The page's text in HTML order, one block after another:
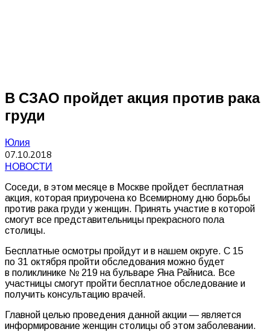
В СЗАО пройдет акция против рака
груди
Юлия
07.10.2018
НОВОСТИ
Соседи, в этом месяце в Москве пройдет бесплатная
акция, которая приурочена ко Всемирному дню борьбы
против рака груди у женщин. Принять участие в которой
смогут все представительницы прекрасного пола
столицы.
Бесплатные осмотры пройдут и в нашем округе. С 15
по 31 октября пройти обследования можно будет
в поликлинике № 219 на бульваре Яна Райниса. Все
участницы смогут пройти бесплатное обследование и
получить консультацию врачей.
Главной целью проведения данной акции — является
информирование женщин столицы об этом заболевании.